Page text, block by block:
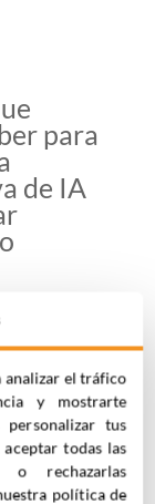
para
de IA
el
en
analizar el tráfico
y mostrarte
tus
todas las
rechazarlas
política de